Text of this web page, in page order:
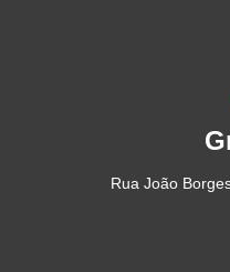
Rua João